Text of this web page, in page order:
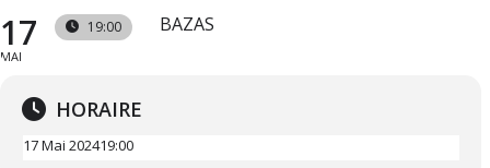
17
MAI
19:00 BAZAS
HORAIRE
17 Mai 202419:00